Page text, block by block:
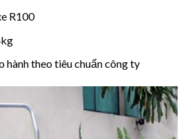
R100
hành theo tiêu chuẩn công ty